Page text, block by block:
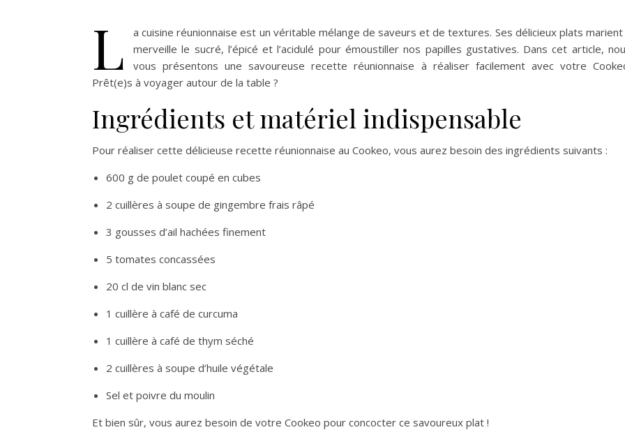
L
a cuisine réunionnaise est un véritable mélange de saveurs et de textures. Ses délicieux plats marient
merveille le sucré, l’épicé et l’acidulé pour émoustiller nos papilles gustatives. Dans cet article,
vous présentons une savoureuse recette réunionnaise à réaliser facilement avec votre
Prêt(e)s à voyager autour de la table ?
Ingrédients et matériel indispensable
Pour réaliser cette délicieuse recette réunionnaise au Cookeo, vous aurez besoin des ingrédients suivants :
600 g de poulet coupé en cubes
2 cuillères à soupe de gingembre frais râpé
3 gousses d’ail hachées finement
5 tomates concassées
20 cl de vin blanc sec
1 cuillère à café de curcuma
1 cuillère à café de thym séché
2 cuillères à soupe d’huile végétale
Sel et poivre du moulin
Et bien sûr, vous aurez besoin de votre Cookeo pour concocter ce savoureux plat !